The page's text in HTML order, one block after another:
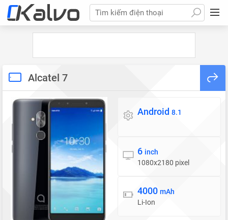
Tìm kiếm điện thoại
Alcatel 7
Hệ điều hành
Android 8.1
Màn hình
6 inch
1080x2180 pixel
Pin
4000 mAh
Li-Ion